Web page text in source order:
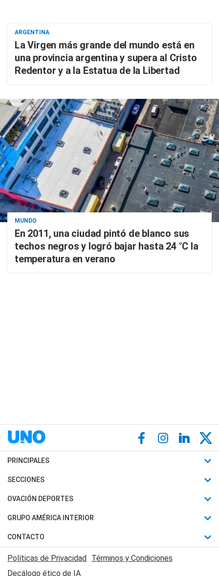
ARGENTINA
La Virgen más grande del mundo está en
una provincia argentina y supera al Cristo
Redentor y a la Estatua de la Libertad
MUNDO
En 2011, una ciudad pintó de blanco sus
techos negros y logró bajar hasta 24 °C la
temperatura en verano
PRINCIPALES
Últimas Noticias
Política
Judiciales
Economia
SECCIONES
Horóscopo
Motores
Trucos caseros
Series y Películas
OVACIÓN DEPORTES
Fútbol
Mundial
Automovilismo
Rugby
GRUPO AMÉRICA INTERIOR
Canal 7 en Vivo
CONTACTO
Acerca de Nosotros
Contactanos
Políticas de Privacidad Términos y Condiciones
Decálogo ético de IA